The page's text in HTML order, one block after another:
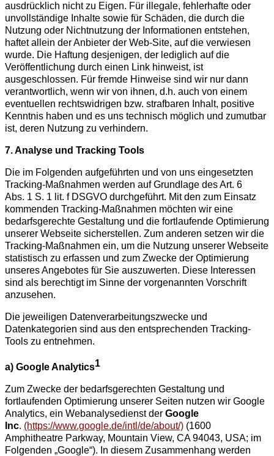
ausdrücklich nicht zu Eigen. Für illegale, fehlerhafte oder
unvollständige Inhalte sowie für Schäden, die durch die
Nutzung oder Nichtnutzung der Informationen entstehen,
haftet allein der Anbieter der Web-Site, auf die verwiesen
wurde. Die Haftung desjenigen, der lediglich auf die
Veröffentlichung durch einen Link hinweist, ist
ausgeschlossen. Für fremde Hinweise sind wir nur dann
verantwortlich, wenn wir von ihnen, d.h. auch von einem
eventuellen rechtswidrigen bzw. strafbaren Inhalt, positive
Kenntnis haben und es uns technisch möglich und zumutbar
ist, deren Nutzung zu verhindern.
7. Analyse und Tracking Tools
Die im Folgenden aufgeführten und von uns eingesetzten
Tracking-Maßnahmen werden auf Grundlage des Art. 6
Abs. 1 S. 1 lit. f DSGVO durchgeführt. Mit den zum Einsatz
kommenden Tracking-Maßnahmen möchten wir eine
bedarfsgerechte Gestaltung und die fortlaufende Optimierung
unserer Webseite sicherstellen. Zum anderen setzen wir die
Tracking-Maßnahmen ein, um die Nutzung unserer Webseite
statistisch zu erfassen und zum Zwecke der Optimierung
unseres Angebotes für Sie auszuwerten. Diese Interessen
sind als berechtigt im Sinne der vorgenannten Vorschrift
anzusehen.
Die jeweiligen Datenverarbeitungszwecke und
Datenkategorien sind aus den entsprechenden Tracking-
Tools zu entnehmen.
a) Google Analytics1
Zum Zwecke der bedarfsgerechten Gestaltung und
fortlaufenden Optimierung unserer Seiten nutzen wir Google
Analytics, ein Webanalysedienst der Google
Inc. (https://www.google.de/intl/de/about/) (1600
Amphitheatre Parkway, Mountain View, CA 94043, USA; im
Folgenden „Google“). In diesem Zusammenhang werden